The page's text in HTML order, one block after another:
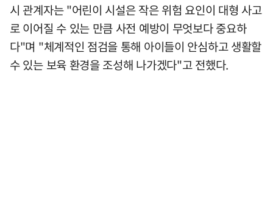
시 관계자는 "어린이 시설은 작은 위험 요인이 대형 사고
로 이어질 수 있는 만큼 사전 예방이 무엇보다 중요하
다"며 "체계적인 점검을 통해 아이들이 안심하고 생활할
수 있는 보육 환경을 조성해 나가겠다"고 전했다.